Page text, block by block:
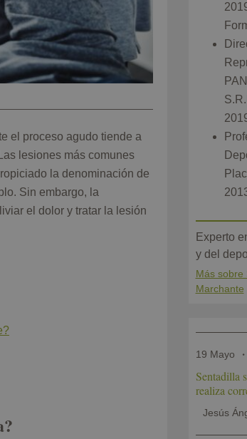
el proceso agudo tiende a
lesiones más comunes
la denominación de
Sin embargo, la
el dolor y tratar la lesión
Experto
y del
Más sobre
Marchante
19 Mayo
Sentadilla
realiza
Jesús